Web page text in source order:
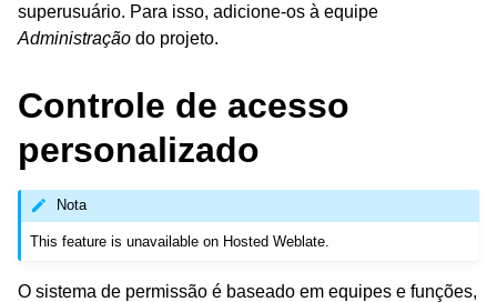
superusuário. Para isso, adicione-os à equipe
Administração do projeto.
Controle de acesso
personalizado
Nota
This feature is unavailable on Hosted Weblate.
O sistema de permissão é baseado em equipes e funções,